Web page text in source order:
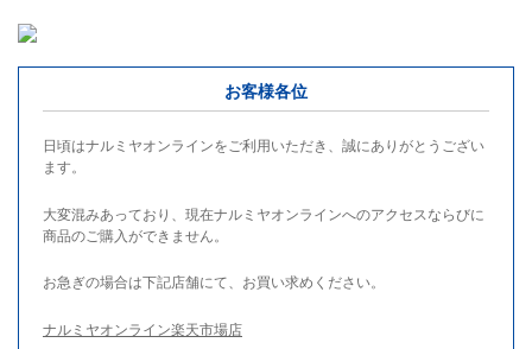
お客様各位
日頃はナルミヤオンラインをご利用いただき、誠にありがとうござい
ます。
大変混みあっており、現在ナルミヤオンラインへのアクセスならびに
商品のご購入ができません。
お急ぎの場合は下記店舗にて、お買い求めください。
ナルミヤオンライン楽天市場店